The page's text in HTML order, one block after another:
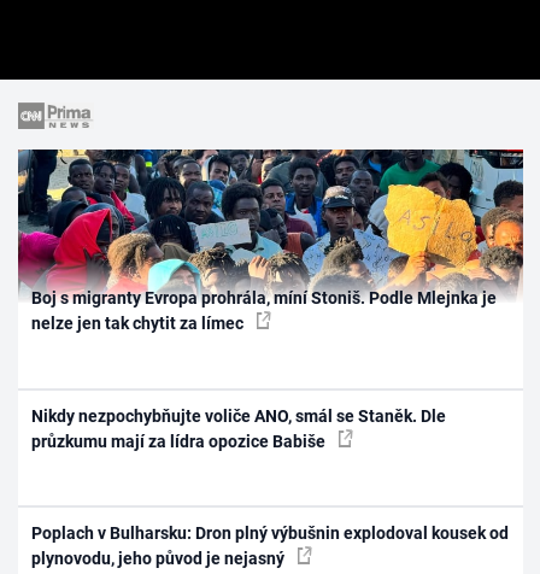
Boj s migranty Evropa prohrála, míní Stoniš. Podle Mlejnka je
nelze jen tak chytit za límec
Nikdy nezpochybňujte voliče ANO, smál se Staněk. Dle
průzkumu mají za lídra opozice Babiše
Poplach v Bulharsku: Dron plný výbušnin explodoval kousek od
plynovodu, jeho původ je nejasný